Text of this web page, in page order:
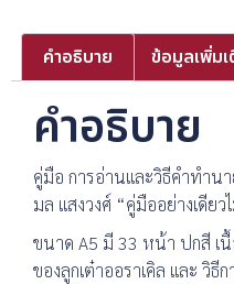
คำอธิบาย ข้อมูลเพิ่ม
คำอธิบาย
คู่มือ การอ่านและวิธีคำทำนา
มล แสงวงศ์ “คู่มืออย่างเดียว
ขนาด A5 มี 33 หน้า ปกสี เ
ของลูกเต๋าออราเคิล และ วิธี